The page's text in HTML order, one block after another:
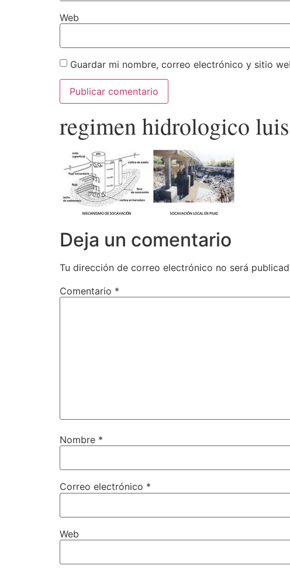
Web
Guardar mi nombre, correo electrónico y sitio
regimen hidrologico
Deja un comentario
Tu dirección de correo electrónico no será
Comentario *
Nombre *
Correo electrónico *
Web